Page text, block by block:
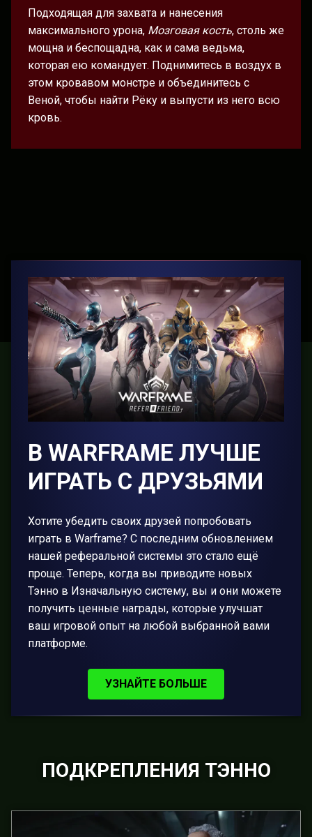
Подходящая для захвата и нанесения
максимального урона, Мозговая кость, столь же
мощна и беспощадна, как и сама ведьма,
которая ею командует. Поднимитесь в воздух в
этом кровавом монстре и объединитесь с
Веной, чтобы найти Рёку и выпусти из него всю
кровь.
В WARFRAME ЛУЧШЕ
ИГРАТЬ С ДРУЗЬЯМИ
Хотите убедить своих друзей попробовать
играть в Warframe? С последним обновлением
нашей реферальной системы это стало ещё
проще. Теперь, когда вы приводите новых
Тэнно в Изначальную систему, вы и они можете
получить ценные награды, которые улучшат
ваш игровой опыт на любой выбранной вами
платформе.
УЗНАЙТЕ БОЛЬШЕ
ПОДКРЕПЛЕНИЯ ТЭННО